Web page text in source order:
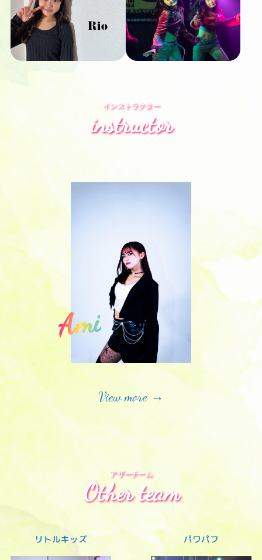
instructor
インストラクター
Ami
View more →
Other team
アザーチーム
リトルキッズ パワパフ